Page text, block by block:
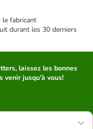
le fabricant
durant les 30 derniers
laissez les bonnes
venir jusqu'à vous!